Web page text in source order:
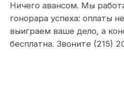
Ничего авансом. Мы
гонорара успеха: оплаты
выиграем ваше дело, а
бесплатна. Звоните (215)